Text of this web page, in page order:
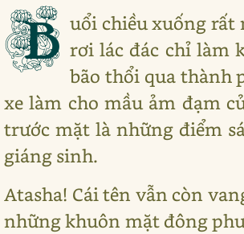
B uổi chiều xuống rất
rơi lác đác chỉ làm
bão thổi qua thành
xe làm cho mầu ảm đạm
trước mặt là những điểm
giáng sinh.
Atasha! Cái tên vẫn còn
những khuôn mặt đông